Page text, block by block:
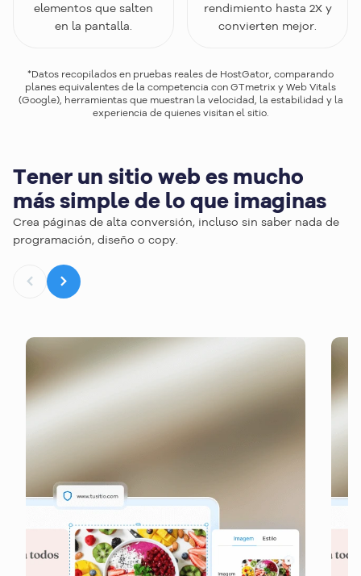
elementos que salten
en la pantalla.
rendimiento hasta 2X y
convierten mejor.
*Datos recopilados en pruebas reales de HostGator, comparando
planes equivalentes de la competencia con GTmetrix y Web Vitals
(Google), herramientas que muestran la velocidad, la estabilidad y la
experiencia de quienes visitan el sitio.
Tener un sitio web es mucho
más simple de lo que imaginas
Crea páginas de alta conversión, incluso sin saber nada de
programación, diseño o copy.